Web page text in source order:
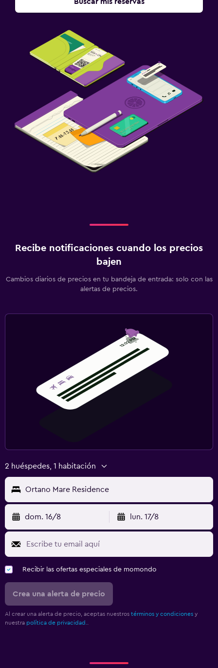
Recibe notificaciones cuando los precios
bajen
Cambios diarios de precios en tu bandeja de entrada: solo con las
alertas de precios.
2 huéspedes, 1 habitación
Ortano Mare Residence
dom. 16/8 lun. 17/8
Recibir las ofertas especiales de momondo
Crea una alerta de precio
Al crear una alerta de precio, aceptas nuestros términos y condiciones y
nuestra política de privacidad.